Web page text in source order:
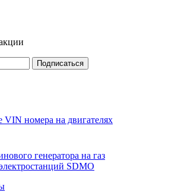
Подписаться
VIN номера на двигателях
генератора на газ
SDMO